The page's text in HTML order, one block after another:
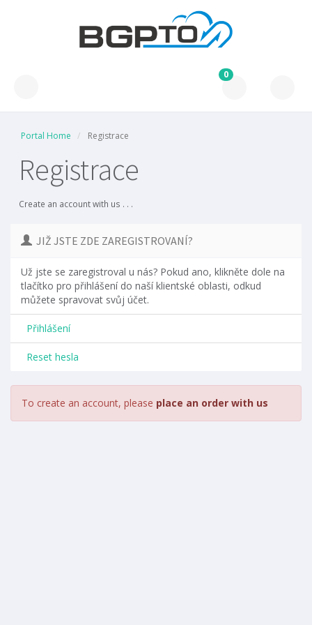
0
Portal Home Registrace
Registrace
Create an account with us . . .
JIŽ JSTE ZDE ZAREGISTROVANÍ?
Už jste se zaregistroval u nás? Pokud ano, klikněte dole na
tlačítko pro přihlášení do naší klientské oblasti, odkud
můžete spravovat svůj účet.
Přihlášení
Reset hesla
To create an account, please place an order with us